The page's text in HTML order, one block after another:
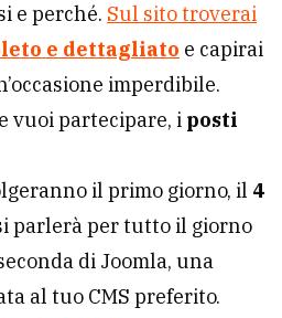
e perché. Sul sito troverai
e dettagliato e capirai
imperdibile.
vuoi partecipare, i posti
il primo giorno, il 4
parlerà per tutto il giorno
di Joomla, una
al tuo CMS preferito.